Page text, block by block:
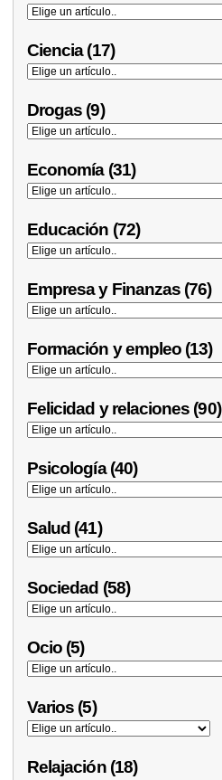
Ciencia (17)
Drogas (9)
Economía (31)
Educación (72)
Empresa y Finanzas (76)
Formación y empleo (13)
Felicidad y relaciones (90)
Psicología (40)
Salud (41)
Sociedad (58)
Ocio (5)
Varios (5)
Relajación (18)